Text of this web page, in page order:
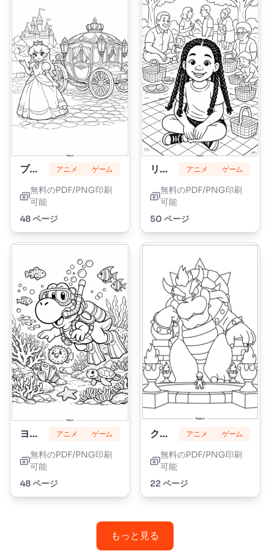
プリンセスピーチ アニメ ゲーム
無料のPDF/PNG印刷
可能
48 ページ
リリーラブブレイズ アニメ ゲーム
無料のPDF/PNG印刷
可能
50 ページ
ヨッシー アニメ ゲーム
無料のPDF/PNG印刷
可能
48 ページ
クッパ アニメ ゲーム
無料のPDF/PNG印刷
可能
22 ページ
もっと見る